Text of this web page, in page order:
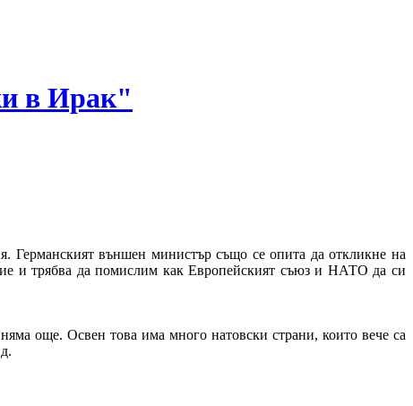
в Ирак"
Германският външен министър също се опита да откликне на
и трябва да помислим как Европейският съюз и НАТО да си
още. Освен това има много натовски страни, които вече са